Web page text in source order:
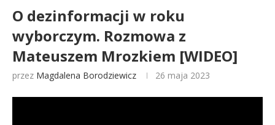
O dezinformacji w roku
wyborczym. Rozmowa z
Mateuszem Mrozkiem [WIDEO]
przez Magdalena Borodziewicz 26 maja 2023